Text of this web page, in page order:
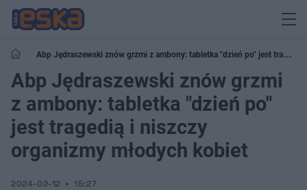
Abp Jędraszewski znów grzmi z ambony: tabletka "dzień po" jest tragedią
i niszczy organizmy młodych kobiet
Abp Jędraszewski znów grzmi
z ambony: tabletka "dzień po"
jest tragedią i niszczy
organizmy młodych kobiet
2024-02-12 15:27